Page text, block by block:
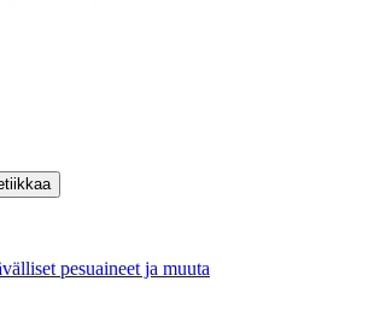
pesuaineet ja muuta